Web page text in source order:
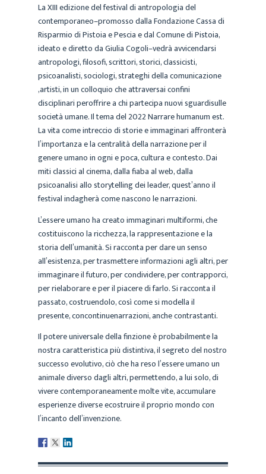
La XIII edizione del festival di antropologia del
contemporaneo–promosso dalla Fondazione Cassa di
Risparmio di Pistoia e Pescia e dal Comune di Pistoia,
ideato e diretto da Giulia Cogoli–vedrà avvicendarsi
antropologi, filosofi, scrittori, storici, classicisti,
psicoanalisti, sociologi, strateghi della comunicazione
,artisti, in un colloquio che attraversai confini
disciplinari peroffrire a chi partecipa nuovi sguardisulle
società umane. Il tema del 2022 Narrare humanum est.
La vita come intreccio di storie e immaginari affronterà
l’importanza e la centralità della narrazione per il
genere umano in ogni e poca, cultura e contesto. Dai
miti classici al cinema, dalla fiaba al web, dalla
psicoanalisi allo storytelling dei leader, quest’anno il
festival indagherà come nascono le narrazioni.
L’essere umano ha creato immaginari multiformi, che
costituiscono la ricchezza, la rappresentazione e la
storia dell’umanità. Si racconta per dare un senso
all’esistenza, per trasmettere informazioni agli altri, per
immaginare il futuro, per condividere, per contrapporci,
per rielaborare e per il piacere di farlo. Si racconta il
passato, costruendolo, così come si modella il
presente, concontinuenarrazioni, anche contrastanti.
Il potere universale della finzione è probabilmente la
nostra caratteristica più distintiva, il segreto del nostro
successo evolutivo, ciò che ha reso l’essere umano un
animale diverso dagli altri, permettendo, a lui solo, di
vivere contemporaneamente molte vite, accumulare
esperienze diverse ecostruire il proprio mondo con
l’incanto dell’invenzione.